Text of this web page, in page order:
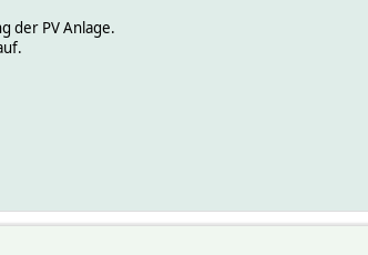
der PV Anlage.